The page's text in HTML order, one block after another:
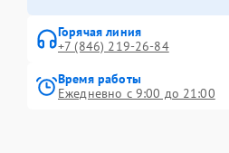
Горячая линия
+7 (846) 219-26-84
Время работы
Ежедневно с 9:00 до 21:00